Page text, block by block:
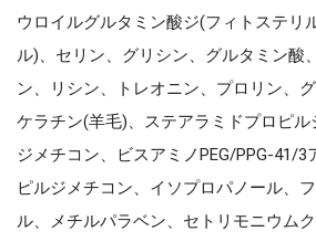
ウロイルグルタミン酸ジ(フィトステリ
ル)、セリン、グリシン、グルタミン酸
ン、リシン、トレオニン、プロリン、
ケラチン(羊毛)、ステアラミドプロピ
ジメチコン、ビスアミノPEG/PPG-41/3
ピルジメチコン、イソプロパノール、
ル、メチルパラベン、セトリモニウム